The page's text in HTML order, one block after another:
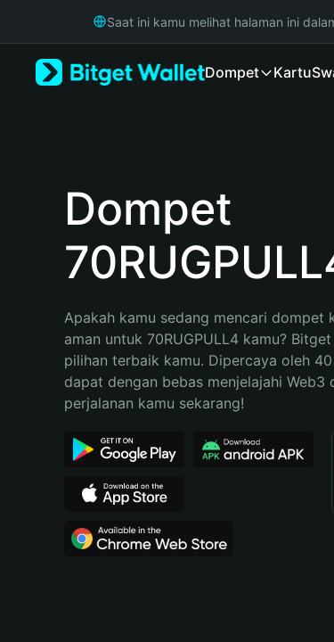
Русский
Português (Portugal)
Bahasa Indonesia
Português (Brasil)
Español (Argentina)
Saat ini kamu melihat halaman ini
Dompet Kartu
Dompet
Apakah kamu sedang mencari dompet
aman untuk 70RUGPULL4 kamu?
pilihan terbaik kamu. Dipercaya oleh
dapat dengan bebas menjelajahi Web3
perjalanan kamu sekarang!